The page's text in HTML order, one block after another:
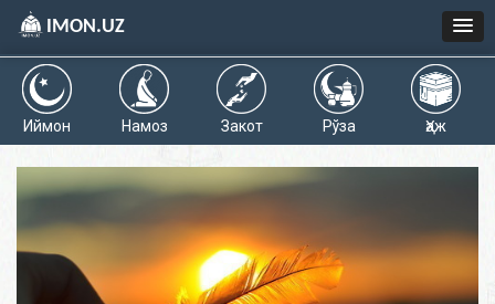
IMON.UZ
Иймон Намоз Закот Рўза Ҳаж